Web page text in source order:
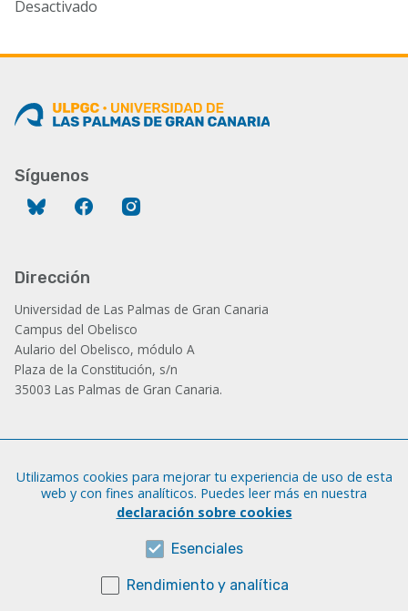
Desactivado
Síguenos
Bluesky Facebook
Dirección
Universidad de Las Palmas de Gran Canaria
Campus del Obelisco
Aulario del Obelisco, módulo A
Plaza de la Constitución, s/n
35003 Las Palmas de Gran Canaria.
Tfno.: +34 928 452 771 / 452 787
Fax: +34 928 451 701
Sobre esta web
Utilizamos cookies para mejorar tu experiencia de uso de esta
web y con fines analíticos. Puedes leer más en nuestra
declaración sobre cookies
Esenciales
Rendimiento y analítica